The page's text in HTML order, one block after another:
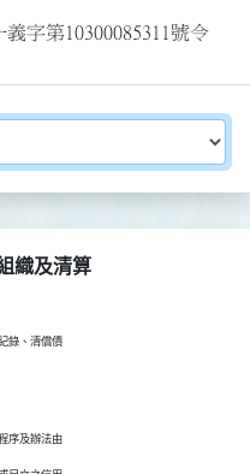
字第10300085311號令
織及清算
錄、清償債
序及辦法由